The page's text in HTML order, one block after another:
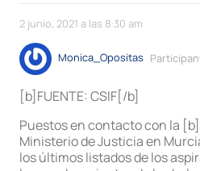
2 junio, 2021 a las 8:30 am
Monica_Opositas
[b]FUENTE: CSIF[/b]
Puestos en contacto con la
Ministerio de Justicia en
los últimos listados de los